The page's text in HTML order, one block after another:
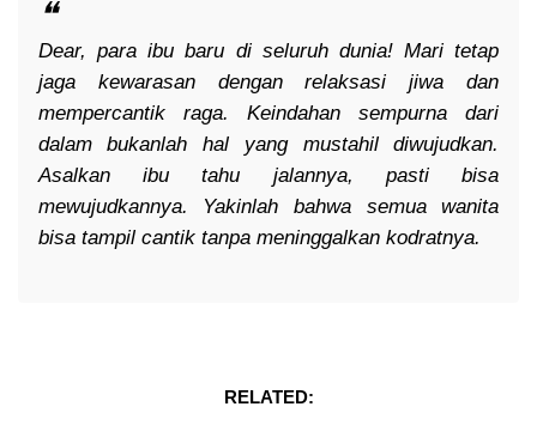
Dear, para ibu baru di seluruh dunia! Mari tetap
jaga kewarasan dengan relaksasi jiwa dan
mempercantik raga. Keindahan sempurna dari
dalam bukanlah hal yang mustahil diwujudkan.
Asalkan ibu tahu jalannya, pasti bisa
mewujudkannya. Yakinlah bahwa semua wanita
bisa tampil cantik tanpa meninggalkan kodratnya.
RELATED: